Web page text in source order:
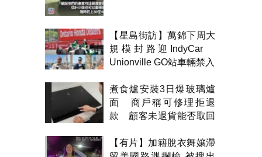
【星島街訪】萬錦下周大
規模封路迎IndyCar
Unionville GO站車輛禁入
煮食爐安裝3日爆玻璃爐
面 商戶稱可修理拒退
款 顧客未退貨能否取回
【有片】加籍脫衣舞孃滯